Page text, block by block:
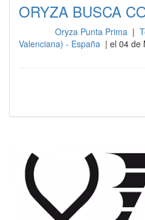
ORYZA BUSCA
Oryza Punta Prima |
Valenciana) - España | el 04 de